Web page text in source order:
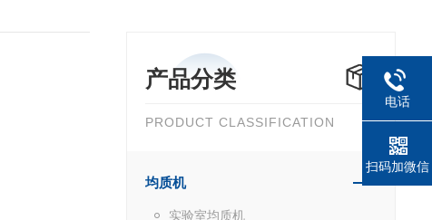
产品分类
PRODUCT CLASSIFICATION
均质机
实验室均质机
电话
扫码加微信